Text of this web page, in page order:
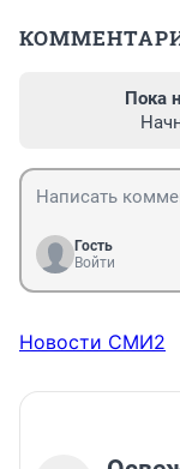
Пока
Гость
Войти
Новости СМИ2